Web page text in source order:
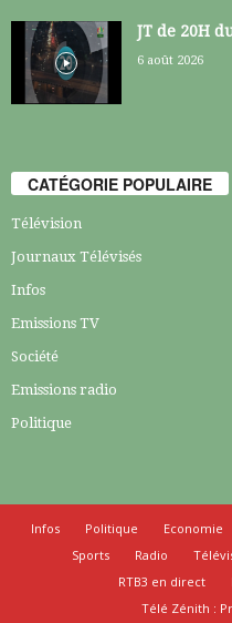
JT de 20H
6 août 2026
CATÉGORIE POPULAIRE
Télévision
Journaux Télévisés
Infos
Emissions TV
Société
Emissions radio
Politique
Infos Politique Economie
Sports
Radio
RTB3 en direct
Télé Zénith :